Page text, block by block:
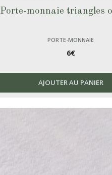
Porte-monnaie triangles
PORTE-MONNAIE
6€
AJOUTER AU PANIER